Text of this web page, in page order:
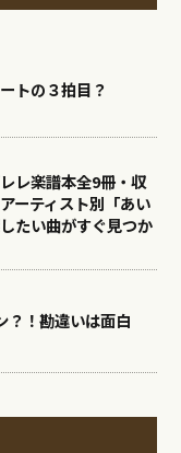
トの３拍目？
レ楽譜本全9冊・収
ーティスト別「あい
たい曲がすぐ見つか
？！勘違いは面白